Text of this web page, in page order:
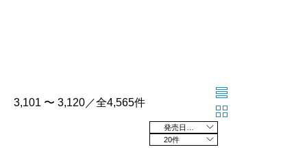
3,101 〜 3,120／全4,565件
20件